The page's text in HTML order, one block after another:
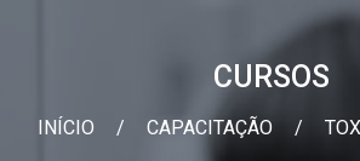
CURSOS
INÍCIO / CAPACITAÇÃO /